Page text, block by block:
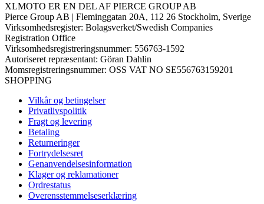
XLMOTO ER EN DEL AF PIERCE GROUP AB
Pierce Group AB | Fleminggatan 20A, 112 26 Stockholm, Sverige
Virksomhedsregister: Bolagsverket/Swedish Companies
Registration Office
Virksomhedsregistreringsnummer: 556763-1592
Autoriseret repræsentant: Göran Dahlin
Momsregistreringsnummer: OSS VAT NO SE556763159201
SHOPPING
Vilkår og betingelser
Privatlivspolitik
Fragt og levering
Betaling
Returneringer
Fortrydelsesret
Genanvendelsesinformation
Klager og reklamationer
Ordrestatus
Overensstemmelseserklæring